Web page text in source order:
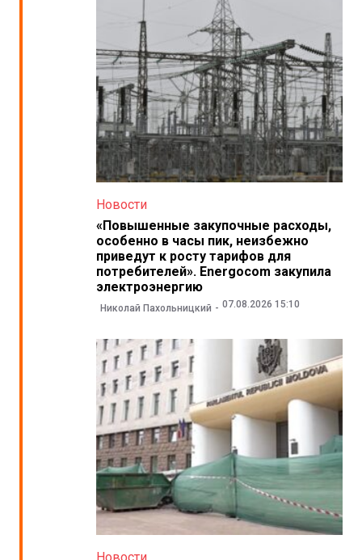
Новости
«Повышенные закупочные расходы,
особенно в часы пик, неизбежно
приведут к росту тарифов для
потребителей». Energocom закупила
электроэнергию
Николай Пахольницкий 07.08.2026 15:10
Новости